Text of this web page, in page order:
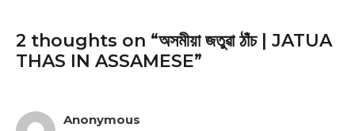
2 thoughts on “অসমীয়া জতুৱা ঠাঁচ | JATUA
THAS IN ASSAMESE”
Anonymous